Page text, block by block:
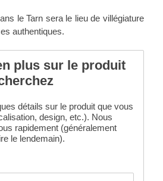
le Tarn sera le lieu de villégiature
authentiques.
plus sur le produit
détails sur le produit que vous
design, etc.). Nous
rapidement (généralement
le lendemain).